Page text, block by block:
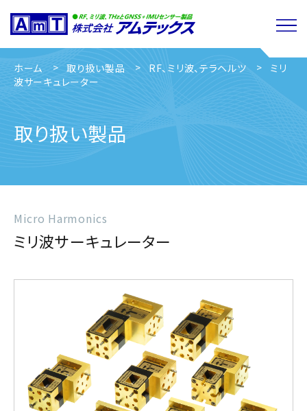
ホーム 取り扱い製品 RF、ミリ波、テラヘルツ
ミリ
波サーキュレーター
取り扱い製品
Micro Harmonics
ミリ波サーキュレーター